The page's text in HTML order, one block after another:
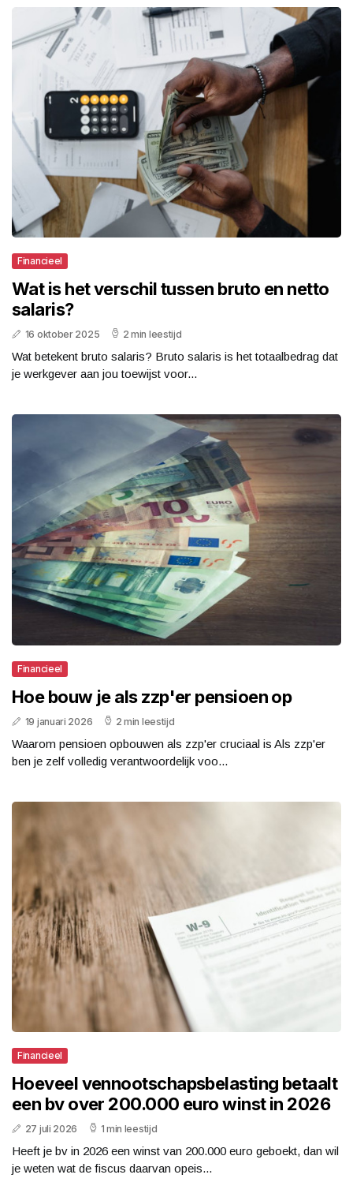
Financieel
Wat is het verschil tussen bruto en netto
salaris?
16 oktober 2025 2 min leestijd
Wat betekent bruto salaris? Bruto salaris is het totaalbedrag dat
je werkgever aan jou toewijst voor...
Financieel
Hoe bouw je als zzp'er pensioen op
19 januari 2026 2 min leestijd
Waarom pensioen opbouwen als zzp'er cruciaal is Als zzp'er
ben je zelf volledig verantwoordelijk voo...
Financieel
Hoeveel vennootschapsbelasting betaalt
een bv over 200.000 euro winst in 2026
27 juli 2026 1 min leestijd
Heeft je bv in 2026 een winst van 200.000 euro geboekt, dan wil
je weten wat de fiscus daarvan opeis...